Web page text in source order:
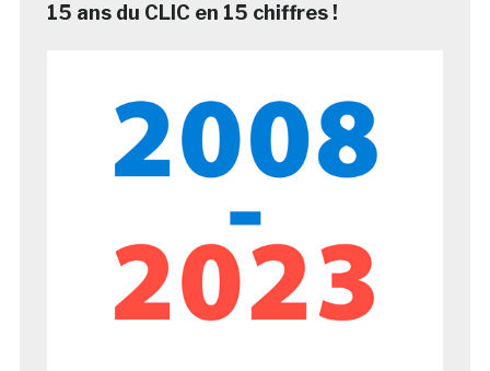
15 ans du CLIC en 15 chiffres !